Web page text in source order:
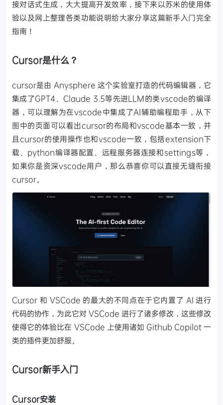
接对话式生成，大大提高开发效率，接下来以苏米的使用体
验以及网上整理各类功能说明给大家分享这篇新手入门完全
指南！
Cursor是什么？
cursor是由 Anysphere 这个实验室打造的代码编辑器，它
集成了GPT4、Claude 3.5等先进LLM的类vscode的编译
器，可以理解为在vscode中集成了AI辅助编程助手，从下
图中的页面可以看出cursor的布局和vscode基本一致，并
且cursor的使用操作也和vscode一致，包括extension下
载、python编译器配置、远程服务器连接和settings等，
如果你是资深vscode用户，那么恭喜你可以直接无缝衔接
cursor。
Cursor 和 VSCode 的最大的不同点在于它内置了 AI 进行
代码的协作，为此它对 VSCode 进行了诸多修改，这些修改
使得它的体验比在 VSCode 上使用诸如 Github Copilot 一
类的插件更加舒服。
Cursor新手入门
Cursor安装